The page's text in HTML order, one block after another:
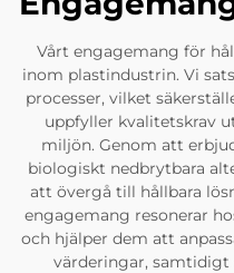
Vårt engagemang för
inom plastindustrin. Vi
processer, vilket
uppfyller kvalitetskrav
miljön. Genom att
biologiskt nedbrytbara
att övergå till hållbara
engagemang resonerar
och hjälper dem att
värderingar, samtidigt